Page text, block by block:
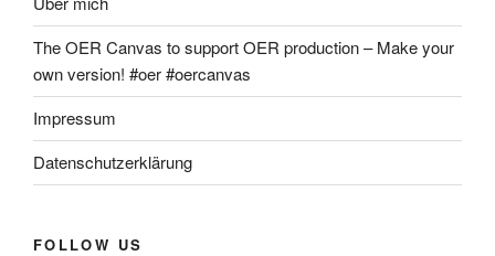
The OER Canvas to support OER production – Make your
own version! #oer #oercanvas
Impressum
Datenschutzerklärung
FOLLOW US